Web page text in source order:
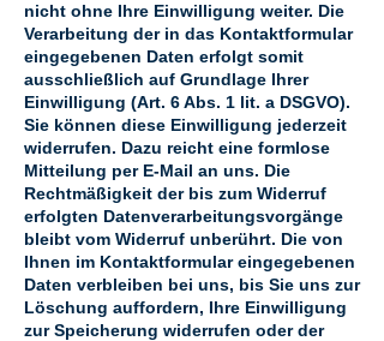
nicht ohne Ihre Einwilligung weiter. Die
Verarbeitung der in das Kontaktformular
eingegebenen Daten erfolgt somit
ausschließlich auf Grundlage Ihrer
Einwilligung (Art. 6 Abs. 1 lit. a DSGVO).
Sie können diese Einwilligung jederzeit
widerrufen. Dazu reicht eine formlose
Mitteilung per E-Mail an uns. Die
Rechtmäßigkeit der bis zum Widerruf
erfolgten Datenverarbeitungsvorgänge
bleibt vom Widerruf unberührt. Die von
Ihnen im Kontaktformular eingegebenen
Daten verbleiben bei uns, bis Sie uns zur
Löschung auffordern, Ihre Einwilligung
zur Speicherung widerrufen oder der